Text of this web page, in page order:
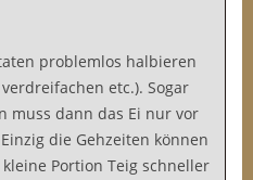
problemlos halbieren
etc.). Sogar
muss dann das Ei nur vor
die Gehzeiten können
Portion Teig schneller